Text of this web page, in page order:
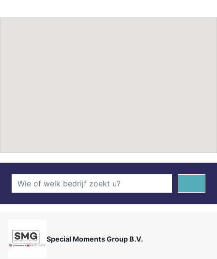
Special Moments Group B.V.